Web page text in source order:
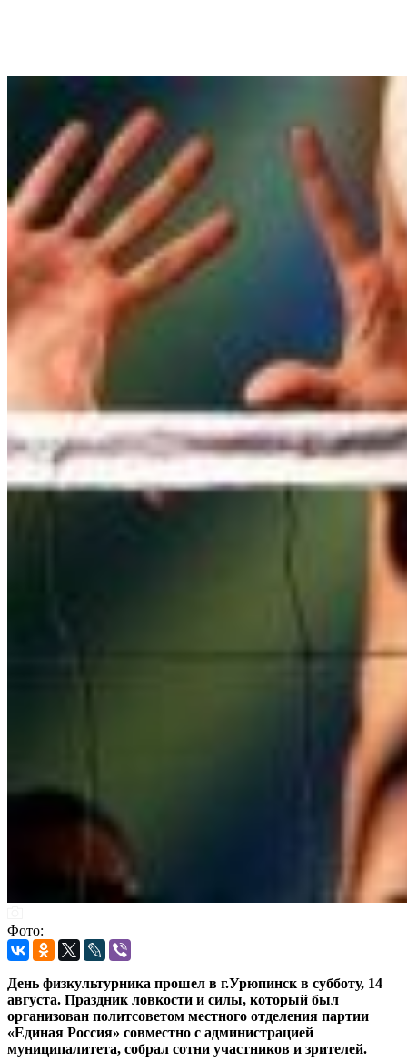
Фото:
День физкультурника прошел в г.Урюпинск в субботу, 14
августа. Праздник ловкости и силы, который был
организован политсоветом местного отделения партии
«Единая Россия» совместно с администрацией
муниципалитета, собрал сотни участников и зрителей.